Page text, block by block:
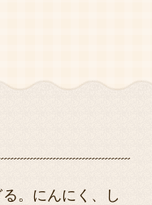
。にんにく、し